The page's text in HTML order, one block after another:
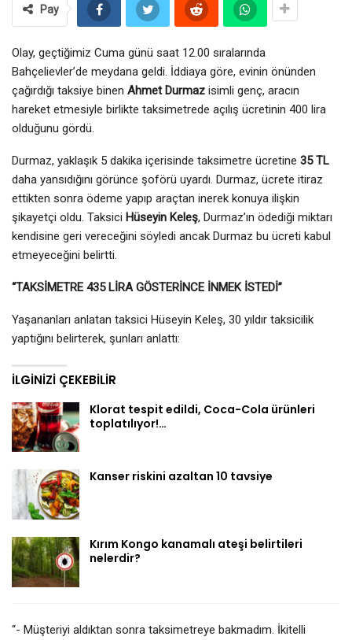
Pay
Olay, geçtiğimiz Cuma günü saat 12.00 sıralarında
Bahçelievler’de meydana geldi. İddiaya göre, evinin önünden
çağırdığı taksiye binen Ahmet Durmaz isimli genç, aracın
hareket etmesiyle birlikte taksimetrede açılış ücretinin 400 lira
olduğunu gördü.
Durmaz, yaklaşık 5 dakika içerisinde taksimetre ücretine 35 TL
daha yansıdığını görünce şoförü uyardı. Durmaz, ücrete itiraz
ettikten sonra ödeme yapıp araçtan inerek konuya ilişkin
şikayetçi oldu. Taksici Hüseyin Keleş, Durmaz’ın ödediği miktarı
kendisine geri vereceğini söyledi ancak Durmaz bu ücreti kabul
etmeyeceğini belirtti.
“TAKSİMETRE 435 LİRA GÖSTERİNCE İNMEK İSTEDİ”
Yaşananları anlatan taksici Hüseyin Keleş, 30 yıldır taksicilik
yaptığını belirterek, şunları anlattı:
İLGINIZI ÇEKEBILIR
Klorat tespit edildi, Coca-Cola ürünleri
toplatılıyor!…
Kanser riskini azaltan 10 tavsiye
Kırım Kongo kanamalı ateşi belirtileri
nelerdir?
“- Müşteriyi aldıktan sonra taksimetreye bakmadım. İkitelli